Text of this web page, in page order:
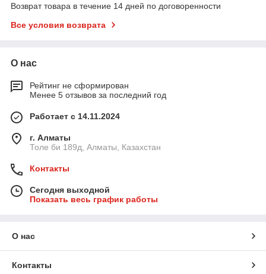
Возврат товара в течение 14 дней по договоренности
Все условия возврата
О нас
Рейтинг не сформирован
Менее 5 отзывов за последний год
Работает с 14.11.2024
г. Алматы
Толе би 189д, Алматы, Казахстан
Контакты
Сегодня выходной
Показать весь график работы
О нас
Контакты